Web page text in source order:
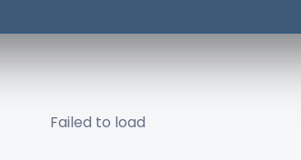
Failed to load